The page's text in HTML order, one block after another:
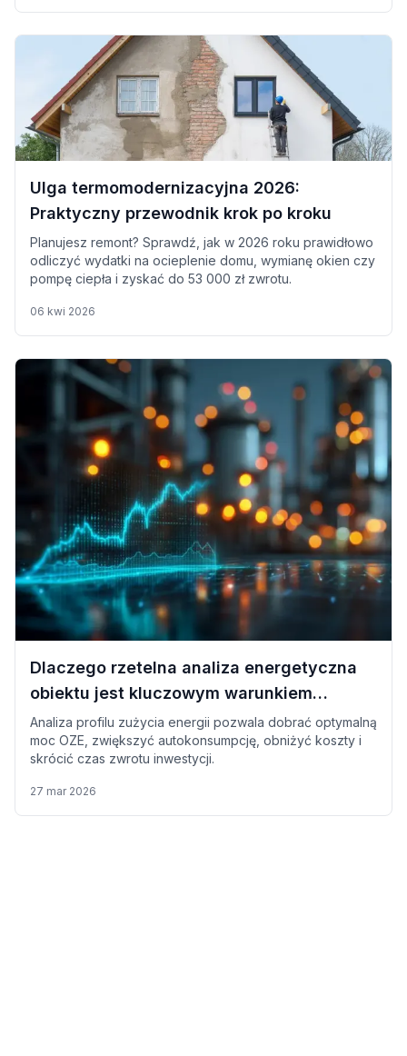
zagospodarowanie jest magazyn energii, czyli
później, wtedy gdy faktycznie jest potrzebny.
Ulga termomodernizacyjna 2026:
Praktyczny przewodnik krok po kroku
Planujesz remont? Sprawdź, jak w 2026 roku prawidłowo
odliczyć wydatki na ocieplenie domu, wymianę okien czy
pompę ciepła i zyskać do 53 000 zł zwrotu.
06 kwi 2026
Dlaczego rzetelna analiza energetyczna
obiektu jest kluczowym warunkiem
wstępnym przed doborem mocy instalacji
OZE?
Analiza profilu zużycia energii pozwala dobrać optymalną
moc OZE, zwiększyć autokonsumpcję, obniżyć koszty i
skrócić czas zwrotu inwestycji.
27 mar 2026